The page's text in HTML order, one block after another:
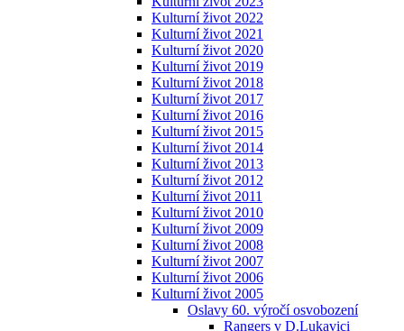
Kulturní život 2022
Kulturní život 2021
Kulturní život 2020
Kulturní život 2019
Kulturní život 2018
Kulturní život 2017
Kulturní život 2016
Kulturní život 2015
Kulturní život 2014
Kulturní život 2013
Kulturní život 2012
Kulturní život 2011
Kulturní život 2010
Kulturní život 2009
Kulturní život 2008
Kulturní život 2007
Kulturní život 2006
Kulturní život 2005
Oslavy 60. výročí osvobození
Rangers v D.Lukavici